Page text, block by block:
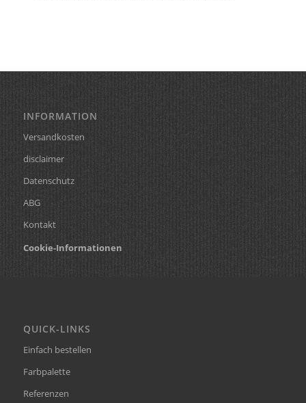
INFORMATION
Versandkosten
disclaimer
Datenschutz
ABG
Kontakt
Cookie-Informationen
QUICK-LINKS
Einfach bestellen
Farbpalette
Referenzen